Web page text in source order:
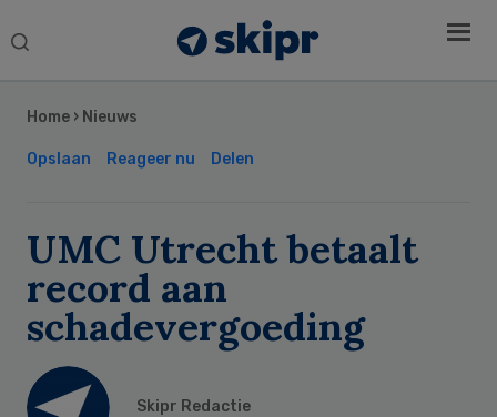
Search
Home › Nieuws
Opslaan Reageer nu Delen
UMC Utrecht betaalt
record aan
schadevergoeding
Skipr Redactie
Sidebar